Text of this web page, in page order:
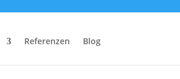
Referenzen Blog